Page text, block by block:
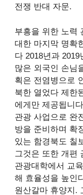
전쟁 반대 자문.
부흥을 위한 노력
대한 마지막 명확
다 2018년과
많은 외국인 손님
획은 전염병으로
북한 열었다 제한
에게만 제공됩니
관광 사업으로 완
방을 준비하며 확
있는 함경북도 칠
그것은 또한 개편
관광대학에서 교
해 효율성을 높인
원산갈마 휴양지.